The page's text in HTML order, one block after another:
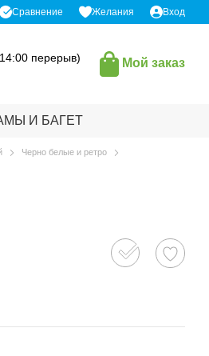
Сравнение Желания Вход
перерыв)
Мой заказ
И БАГЕТ
Черно белые и ретро